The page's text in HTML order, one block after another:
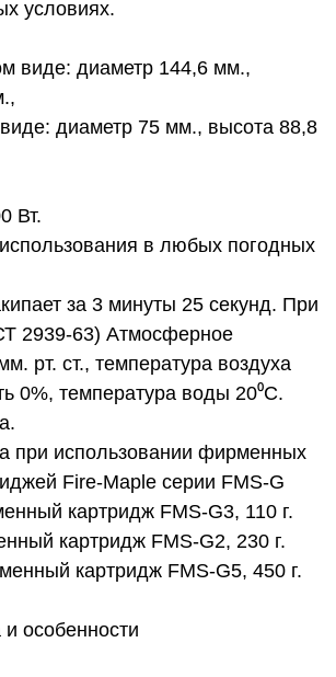
условиях.
виде: диаметр 144,6 мм.,
диаметр 75 мм., высота 88,8
Вт.
в любых погодных
за 3 минуты 25 секунд. При
2939-63) Атмосферное
рт. ст., температура воздуха
0%, температура воды 20⁰С.
при использовании фирменных
Fire-Maple серии FMS-G
картридж FMS-G3, 110 г.
картридж FMS-G2, 230 г.
картридж FMS-G5, 450 г.
особенности